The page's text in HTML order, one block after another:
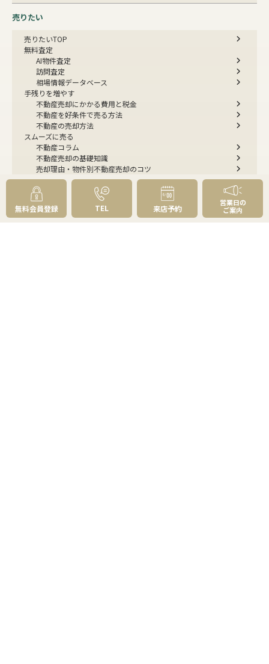
売りたい
売りたいTOP
無料査定
AI物件査定
訪問査定
相場情報データベース
手残りを増やす
不動産売却にかかる費用と税金
不動産を好条件で売る方法
不動産の売却方法
スムーズに売る
不動産コラム
不動産売却の基礎知識
売却理由・物件別不動産売却のコツ
不動産売却の注意点
不動産売却後の手続き
よくあるご質問 - 売りたい
スピード売却
不動産買取という売却方法
無料会員登録 TEL 来店予約
営業日の
ご案内